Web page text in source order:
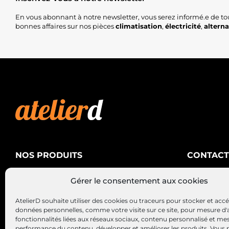
Gérer le consentement aux cookies
AtelierD souhaite utiliser des cookies ou traceurs pour stocker et
données personnelles, comme votre visite sur ce site, pour mesure
fonctionnalités liées aux réseaux sociaux, contenu personnalisé et
En vous abonnant à notre newsletter, vous serez informé.e de
bonnes affaires sur nos piècesclimatisation, électricité,
NOS PRODUITS
Alternateurs – Démarreurs
CONTACT
AtelierD
88200
03 29 22 34